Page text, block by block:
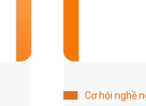
Cơ hội nghề